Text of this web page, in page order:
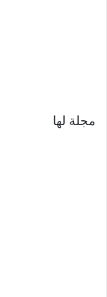
مجلة لها